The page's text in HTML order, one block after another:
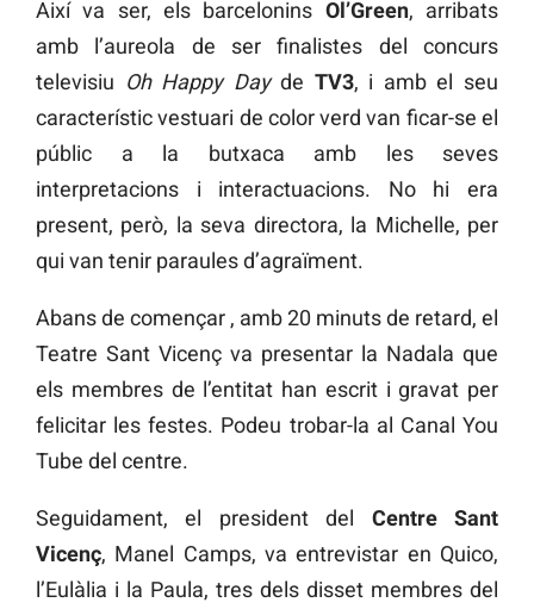
Així va ser, els barcelonins Ol’Green, arribats
amb l’aureola de ser finalistes del concurs
televisiu Oh Happy Dayde TV3, i amb el seu
característic vestuari de color verd van ficar-se el
públic a la butxaca amb les seves
interpretacions i interactuacions. No hi era
present, però, la seva directora, la Michelle, per
qui van tenir paraules d’agraïment.
Abans de començar , amb 20 minuts de retard, el
Teatre Sant Vicenç va presentar la Nadala que
els membres de l’entitat han escrit i gravat per
felicitar les festes. Podeu trobar-la al Canal You
Tube del centre.
Seguidament, el president del Centre Sant
Vicenç, Manel Camps, va entrevistar en Quico,
l’Eulàlia i la Paula, tres dels disset membres del